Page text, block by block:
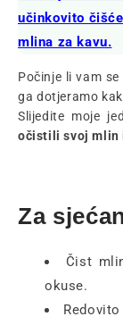
učinkovito
mlina za kavu.
Počinje li vam
ga dotjeramo
Slijedite moje
očistili svoj mlin
Za
Čist
okuse.